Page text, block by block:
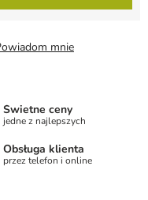
mnie
Świetne ceny
jedne z najlepszych
Obsługa klienta
przez telefon i online